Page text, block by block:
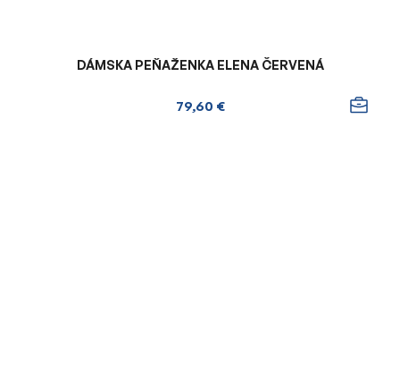
DÁMSKA PEŇAŽENKA ELENA ČERVENÁ
79,60 €